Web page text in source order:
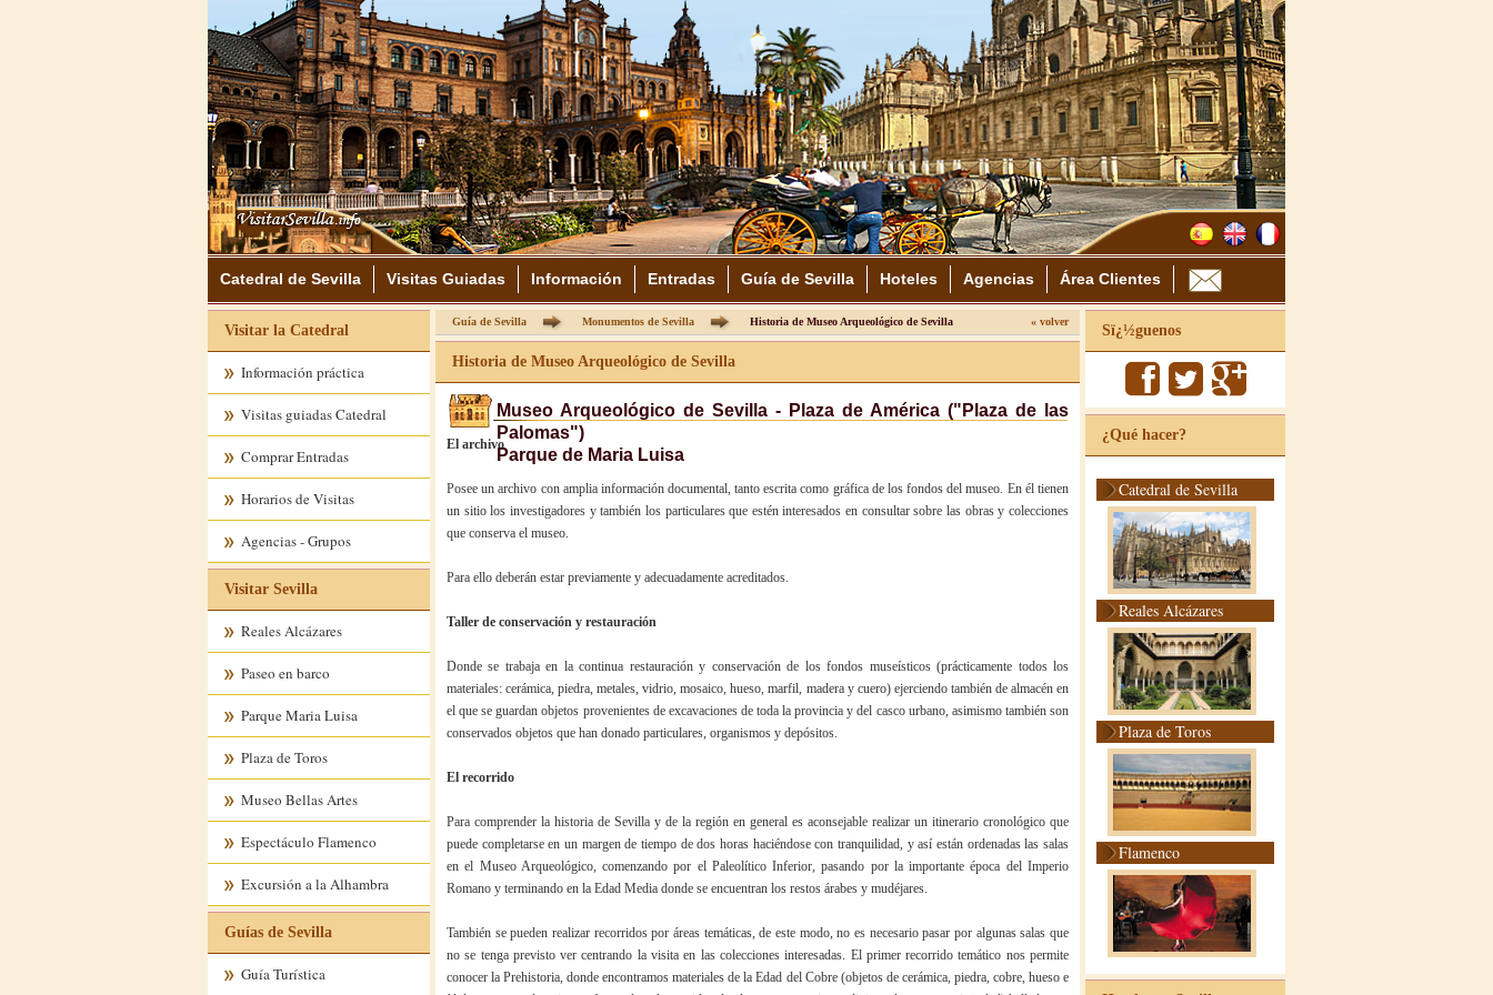
Catedral de Sevilla Visitas Guiadas Información Entradas Guía de Sevilla Hoteles Agencias Área Clientes
Visitar la Catedral
Información práctica
Visitas guiadas Catedral
Comprar Entradas
Horarios de Visitas
Agencias - Grupos
Visitar Sevilla
Reales Alcázares
Paseo en barco
Parque Maria Luisa
Plaza de Toros
Museo Bellas Artes
Espectáculo Flamenco
Excursión a la Alhambra
Guías de Sevilla
Guía Turística
Guía de Sevilla Monumentos de Sevilla Historia de Museo Arqueológico de Sevilla « volver
Historia de Museo Arqueológico de Sevilla
Museo Arqueológico de Sevilla - Plaza de América ("Plaza de las
Palomas")
Parque de Maria Luisa
El archivo
Posee un archivo con amplia información documental, tanto escrita como gráfica de los fondos del museo. En él tienen
un sitio los investigadores y también los particulares que estén interesados en consultar sobre las obras y colecciones
que conserva el museo.
Para ello deberán estar previamente y adecuadamente acreditados.
Taller de conservación y restauración
Donde se trabaja en la continua restauración y conservación de los fondos museísticos (prácticamente todos los
materiales: cerámica, piedra, metales, vidrio, mosaico, hueso, marfil, madera y cuero) ejerciendo también de almacén en
el que se guardan objetos provenientes de excavaciones de toda la provincia y del casco urbano, asimismo también son
conservados objetos que han donado particulares, organismos y depósitos.
El recorrido
Para comprender la historia de Sevilla y de la región en general es aconsejable realizar un itinerario cronológico que
puede completarse en un margen de tiempo de dos horas haciéndose con tranquilidad, y así están ordenadas las salas
en el Museo Arqueológico, comenzando por el Paleolítico Inferior, pasando por la importante época del Imperio
Romano y terminando en la Edad Media donde se encuentran los restos árabes y mudéjares.
También se pueden realizar recorridos por áreas temáticas, de este modo, no es necesario pasar por algunas salas que
no se tenga previsto ver centrando la visita en las colecciones interesadas. El primer recorrido temático nos permite
conocer la Prehistoria, donde encontramos materiales de la Edad del Cobre (objetos de cerámica, piedra, cobre, hueso e
Sï¿½guenos
¿Qué hacer?
Catedral de Sevilla
Reales Alcázares
Plaza de Toros
Flamenco